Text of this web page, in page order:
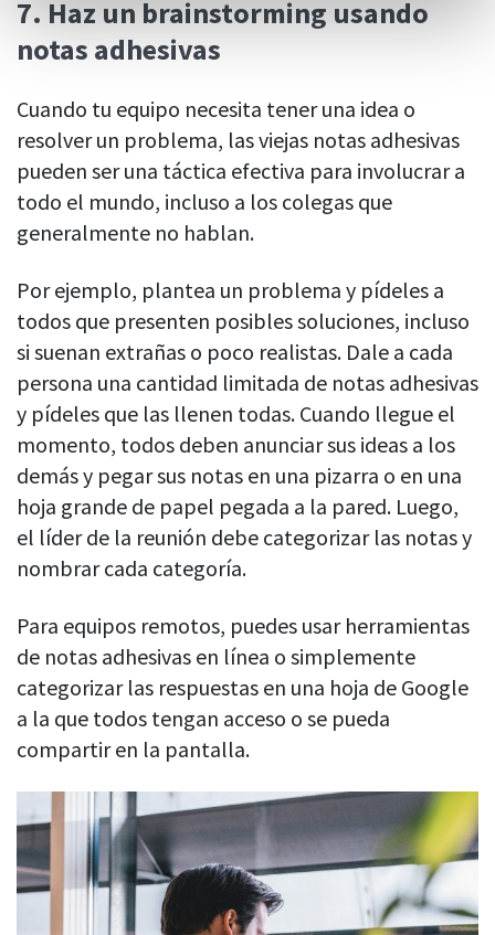
7. Haz un brainstorming usando
notas adhesivas
Cuando tu equipo necesita tener una idea o
resolver un problema, las viejas notas adhesivas
pueden ser una táctica efectiva para involucrar a
todo el mundo, incluso a los colegas que
generalmente no hablan.
Por ejemplo, plantea un problema y pídeles a
todos que presenten posibles soluciones, incluso
si suenan extrañas o poco realistas. Dale a cada
persona una cantidad limitada de notas adhesivas
y pídeles que las llenen todas. Cuando llegue el
momento, todos deben anunciar sus ideas a los
demás y pegar sus notas en una pizarra o en una
hoja grande de papel pegada a la pared. Luego,
el líder de la reunión debe categorizar las notas y
nombrar cada categoría.
Para equipos remotos, puedes usar herramientas
de notas adhesivas en línea o simplemente
categorizar las respuestas en una hoja de Google
a la que todos tengan acceso o se pueda
compartir en la pantalla.